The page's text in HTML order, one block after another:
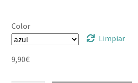
Color
Limpiar
9,90€